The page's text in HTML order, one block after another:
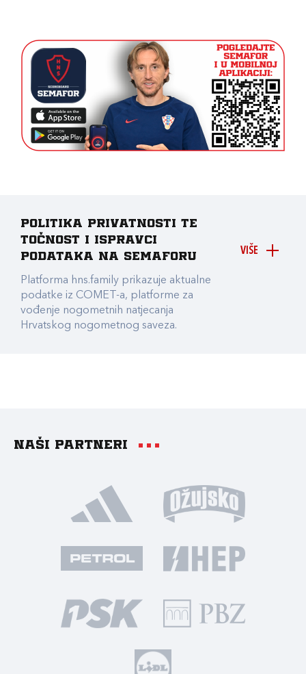
VIŠE
Politika privatnosti te
točnost i ispravci
podataka na Semaforu
Platforma hns.family prikazuje aktualne
podatke iz COMET-a, platforme za
vođenje nogometnih natjecanja
Hrvatskog nogometnog saveza.
Naši partneri